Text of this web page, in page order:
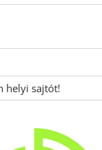
helyi sajtót!